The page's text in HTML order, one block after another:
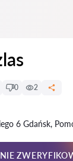
0 2
6 Gdańsk,